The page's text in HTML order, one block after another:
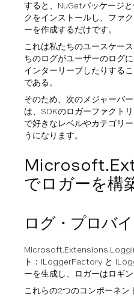
すると、NuGetパッケージ
クをインストールし、ファ
ーを作成するだけです。
これは私たちのユースケー
ちのログがユーザーのログ
インターリーブしたりする
である。
そのため、次のメジャーバ
は、SDKのロガーファクト
で好きなレベルやカテゴリ
うになります。
でロガーを構
ログ・プロバ
ト：ILoggerFactory と
ーを生成し、ロガーはロギン
これらの2つのコンポーネ